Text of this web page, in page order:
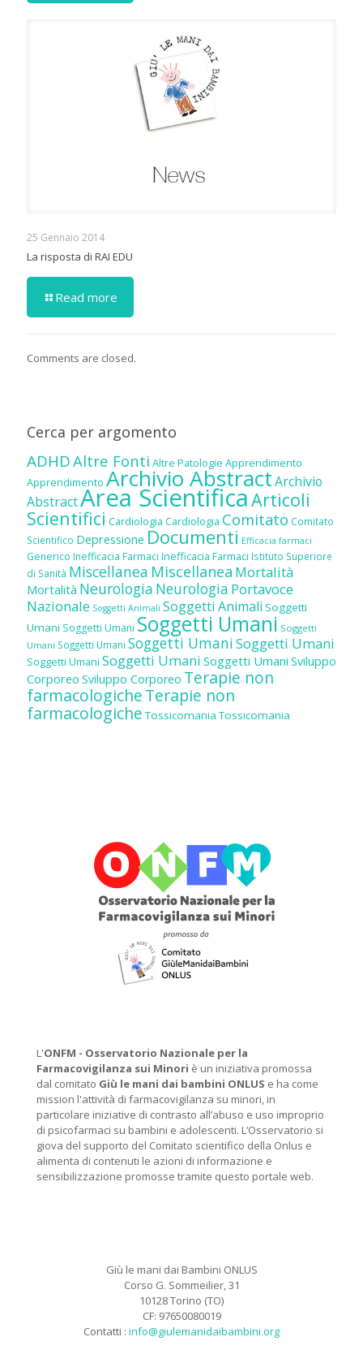
25 Gennaio 2014
La risposta di RAI EDU
Read more
Comments are closed.
Cerca per argomento
ADHDAltre Fonti Altre Patologie Apprendimento
Apprendimento Archivio AbstractArchivio
AbstractArea ScientificaArticoli
Scientifici Cardiologia Cardiologia Comitato Comitato
Scientifico Depressione Documenti Efficacia farmaci
Generico Inefficacia Farmaci Inefficacia Farmaci Istituto Superiore
di Sanità Miscellanea Miscellanea Mortalità
Mortalità Neurologia Neurologia Portavoce
Nazionale Soggetti Animali Soggetti Animali Soggetti
Umani Soggetti Umani Soggetti Umani Soggetti
Umani Soggetti Umani Soggetti UmaniSoggetti Umani
Soggetti Umani Soggetti Umani Soggetti Umani Sviluppo
Corporeo Sviluppo Corporeo Terapie non
farmacologicheTerapie non
farmacologiche Tossicomania Tossicomania
L'ONFM - Osservatorio Nazionale per la
Farmacovigilanza sui Minori è un iniziativa promossa
dal comitato Giù le mani dai bambini ONLUS e ha come
mission l'attività di farmacovigilanza su minori, in
particolare iniziative di contrasto all’abuso e uso improprio
di psicofarmaci su bambini e adolescenti. L’Osservatorio si
giova del supporto del Comitato scientifico della Onlus e
alimenta di contenuti le azioni di informazione e
sensibilizzazione promosse tramite questo portale web.
Giù le mani dai Bambini ONLUS
Corso G. Sommeilier, 31
10128 Torino (TO)
CF: 97650080019
Contatti : info@giulemanidaibambini.org